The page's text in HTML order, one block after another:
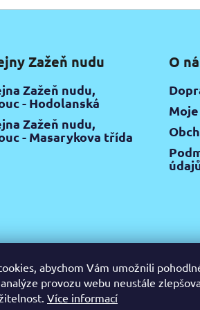
abychom Vám umožnili
provozu webu neustále
Více informací
Zažeň nudu
Zažeň nudu,
- Hodolanská
Zažeň nudu,
- Masarykova třída
O
Pinterest YouTube